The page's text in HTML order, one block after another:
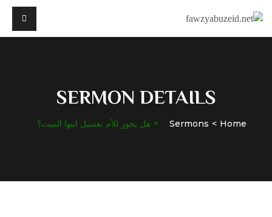
SERMON DETAILS
Home
Sermons هل يجوز للأم تغسيل ابنها الميت؟